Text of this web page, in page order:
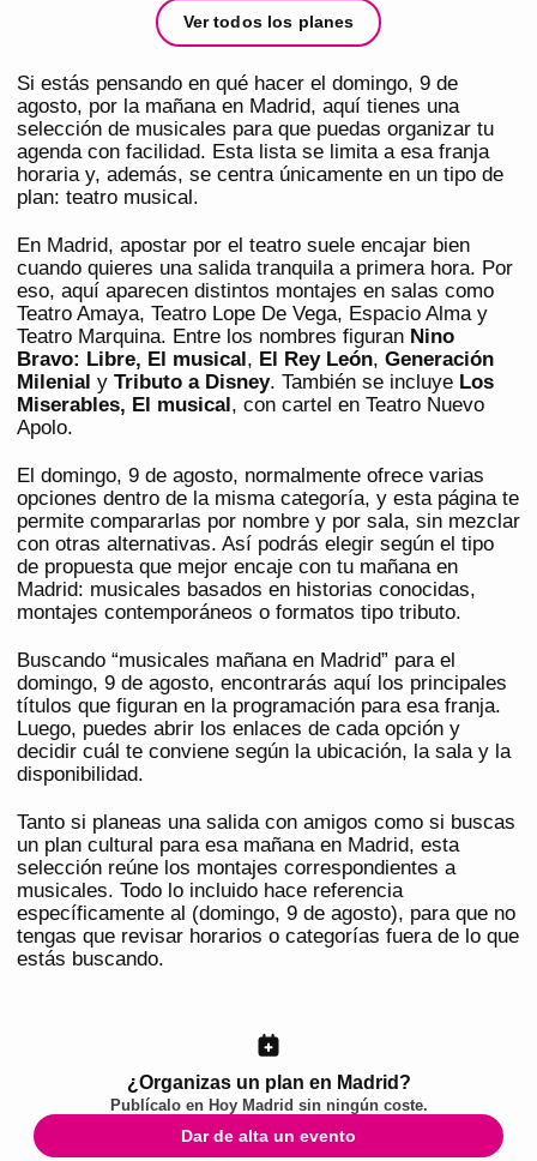
Ver todos los planes
Si estás pensando en qué hacer el domingo, 9 de
agosto, por la mañana en Madrid, aquí tienes una
selección de musicales para que puedas organizar tu
agenda con facilidad. Esta lista se limita a esa franja
horaria y, además, se centra únicamente en un tipo de
plan: teatro musical.
En Madrid, apostar por el teatro suele encajar bien
cuando quieres una salida tranquila a primera hora. Por
eso, aquí aparecen distintos montajes en salas como
Teatro Amaya, Teatro Lope De Vega, Espacio Alma y
Teatro Marquina. Entre los nombres figuran Nino
Bravo: Libre, El musical, El Rey León, Generación
Milenial y Tributo a Disney. También se incluye Los
Miserables, El musical, con cartel en Teatro Nuevo
Apolo.
El domingo, 9 de agosto, normalmente ofrece varias
opciones dentro de la misma categoría, y esta página te
permite compararlas por nombre y por sala, sin mezclar
con otras alternativas. Así podrás elegir según el tipo
de propuesta que mejor encaje con tu mañana en
Madrid: musicales basados en historias conocidas,
montajes contemporáneos o formatos tipo tributo.
Buscando “musicales mañana en Madrid” para el
domingo, 9 de agosto, encontrarás aquí los principales
títulos que figuran en la programación para esa franja.
Luego, puedes abrir los enlaces de cada opción y
decidir cuál te conviene según la ubicación, la sala y la
disponibilidad.
Tanto si planeas una salida con amigos como si buscas
un plan cultural para esa mañana en Madrid, esta
selección reúne los montajes correspondientes a
musicales. Todo lo incluido hace referencia
específicamente al (domingo, 9 de agosto), para que no
tengas que revisar horarios o categorías fuera de lo que
estás buscando.
¿Organizas un plan en Madrid?
Publícalo en Hoy Madrid sin ningún coste.
Dar de alta un evento